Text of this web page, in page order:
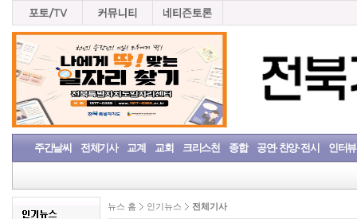
주간날씨 전체기사 교계 교회 크리스천 종합 공연· 찬양· 전시 인터뷰
뉴스 홈 인기뉴스 전체기사